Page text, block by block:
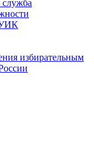
служба
УИК
избирательным